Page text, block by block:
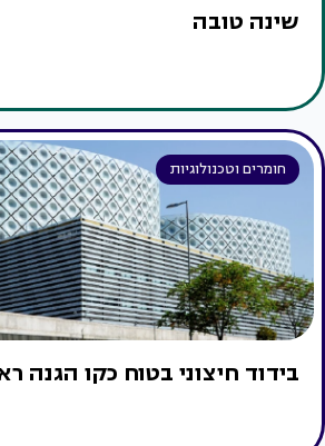
שינה טובה
חומרים וטכנולוגיות
בידוד חיצוני בטוח כקו הגנה